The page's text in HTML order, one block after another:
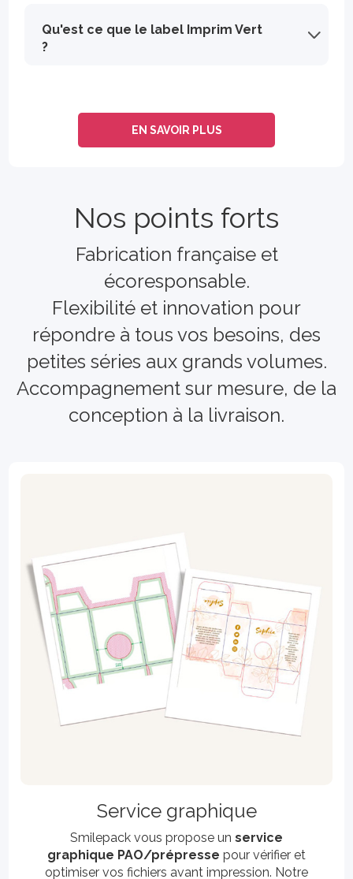
Qu'est ce que le label Imprim Vert
?
EN SAVOIR PLUS
Nos points forts
Fabrication française et
écoresponsable.
Flexibilité et innovation pour
répondre à tous vos besoins, des
petites séries aux grands volumes.
Accompagnement sur mesure, de la
conception à la livraison.
Service graphique
Smilepack vous propose un service
graphique PAO/prépresse pour vérifier et
optimiser vos fichiers avant impression. Notre